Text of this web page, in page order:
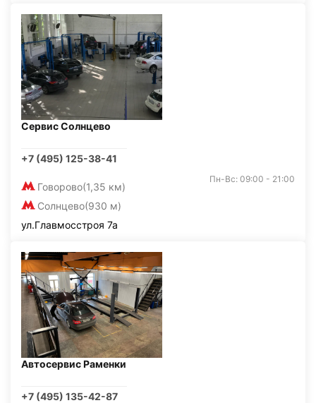
Сервис Солнцево
+7 (495) 125-38-41
Говорово(1,35 км)
Солнцево(930 м)
Пн-Вс: 09:00 - 21:00
ул.Главмосстроя 7а
Автосервис Раменки
+7 (495) 135-42-87